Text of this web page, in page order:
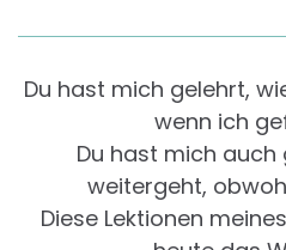
Du hast mich gelehrt,
wenn ich
Du hast mich auch
weitergeht,
Diese Lektionen